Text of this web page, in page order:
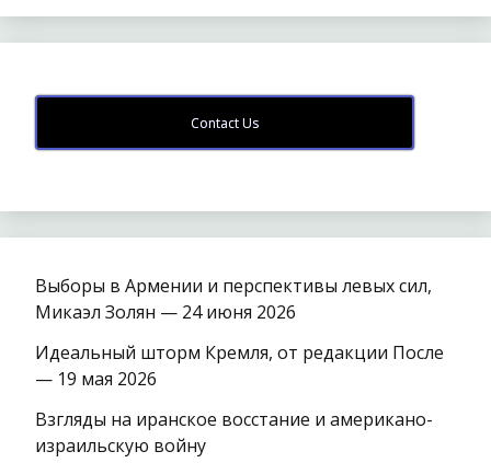
Contact Us
Выборы в Армении и перспективы левых сил,
Микаэл Золян — 24 июня 2026
Идеальный шторм Кремля, от редакции После
— 19 мая 2026
Взгляды на иранское восстание и американо-
израильскую войну